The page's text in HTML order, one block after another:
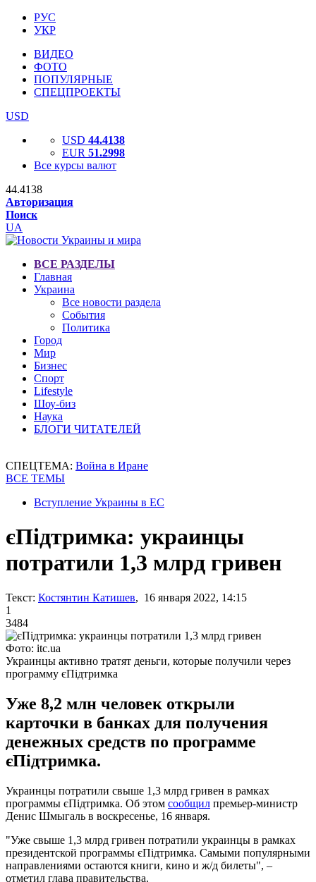
РУС
УКР
ВИДЕО
ФОТО
ПОПУЛЯРНЫЕ
СПЕЦПРОЕКТЫ
USD
USD 44.4138
EUR 51.2998
Все курсы валют
44.4138
Авторизация
Поиск
UA
ВСЕ РАЗДЕЛЫ
Главная
Украина
Все новости раздела
События
Политика
Город
Мир
Бизнес
Спорт
Lifestyle
Шоу-биз
Наука
БЛОГИ ЧИТАТЕЛЕЙ
СПЕЦТЕМА: Война в Иране
ВСЕ ТЕМЫ
Вступление Украины в ЕС
єПідтримка: украинцы
потратили 1,3 млрд гривен
Текст: Костянтин Катишев, 16 января 2022, 14:15
1
3484
Фото: itc.ua
Украинцы активно тратят деньги, которые получили через
программу єПідтримка
Уже 8,2 млн человек открыли
карточки в банках для получения
денежных средств по программе
єПідтримка.
Украинцы потратили свыше 1,3 млрд гривен в рамках
программы єПідтримка. Об этом сообщил премьер-министр
Денис Шмыгаль в воскресенье, 16 января.
"Уже свыше 1,3 млрд гривен потратили украинцы в рамках
президентской программы єПідтримка. Самыми популярными
направлениями остаются книги, кино и ж/д билеты", –
отметил глава правительства.